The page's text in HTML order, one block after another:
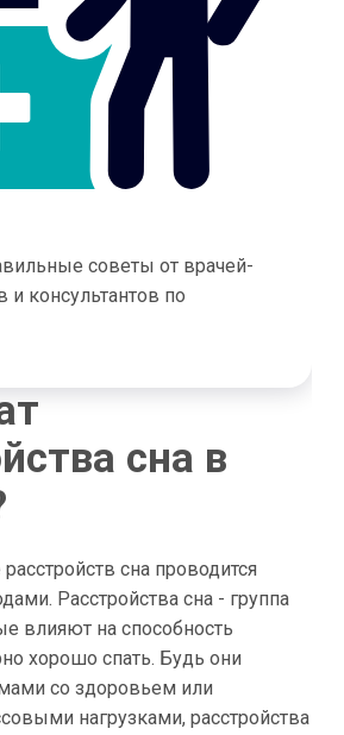
советы от врачей-
и консультантов по
сна в
сна проводится
Расстройства сна - группа
влияют на способность
хорошо спать. Будь они
со здоровьем или
нагрузками, расстройства